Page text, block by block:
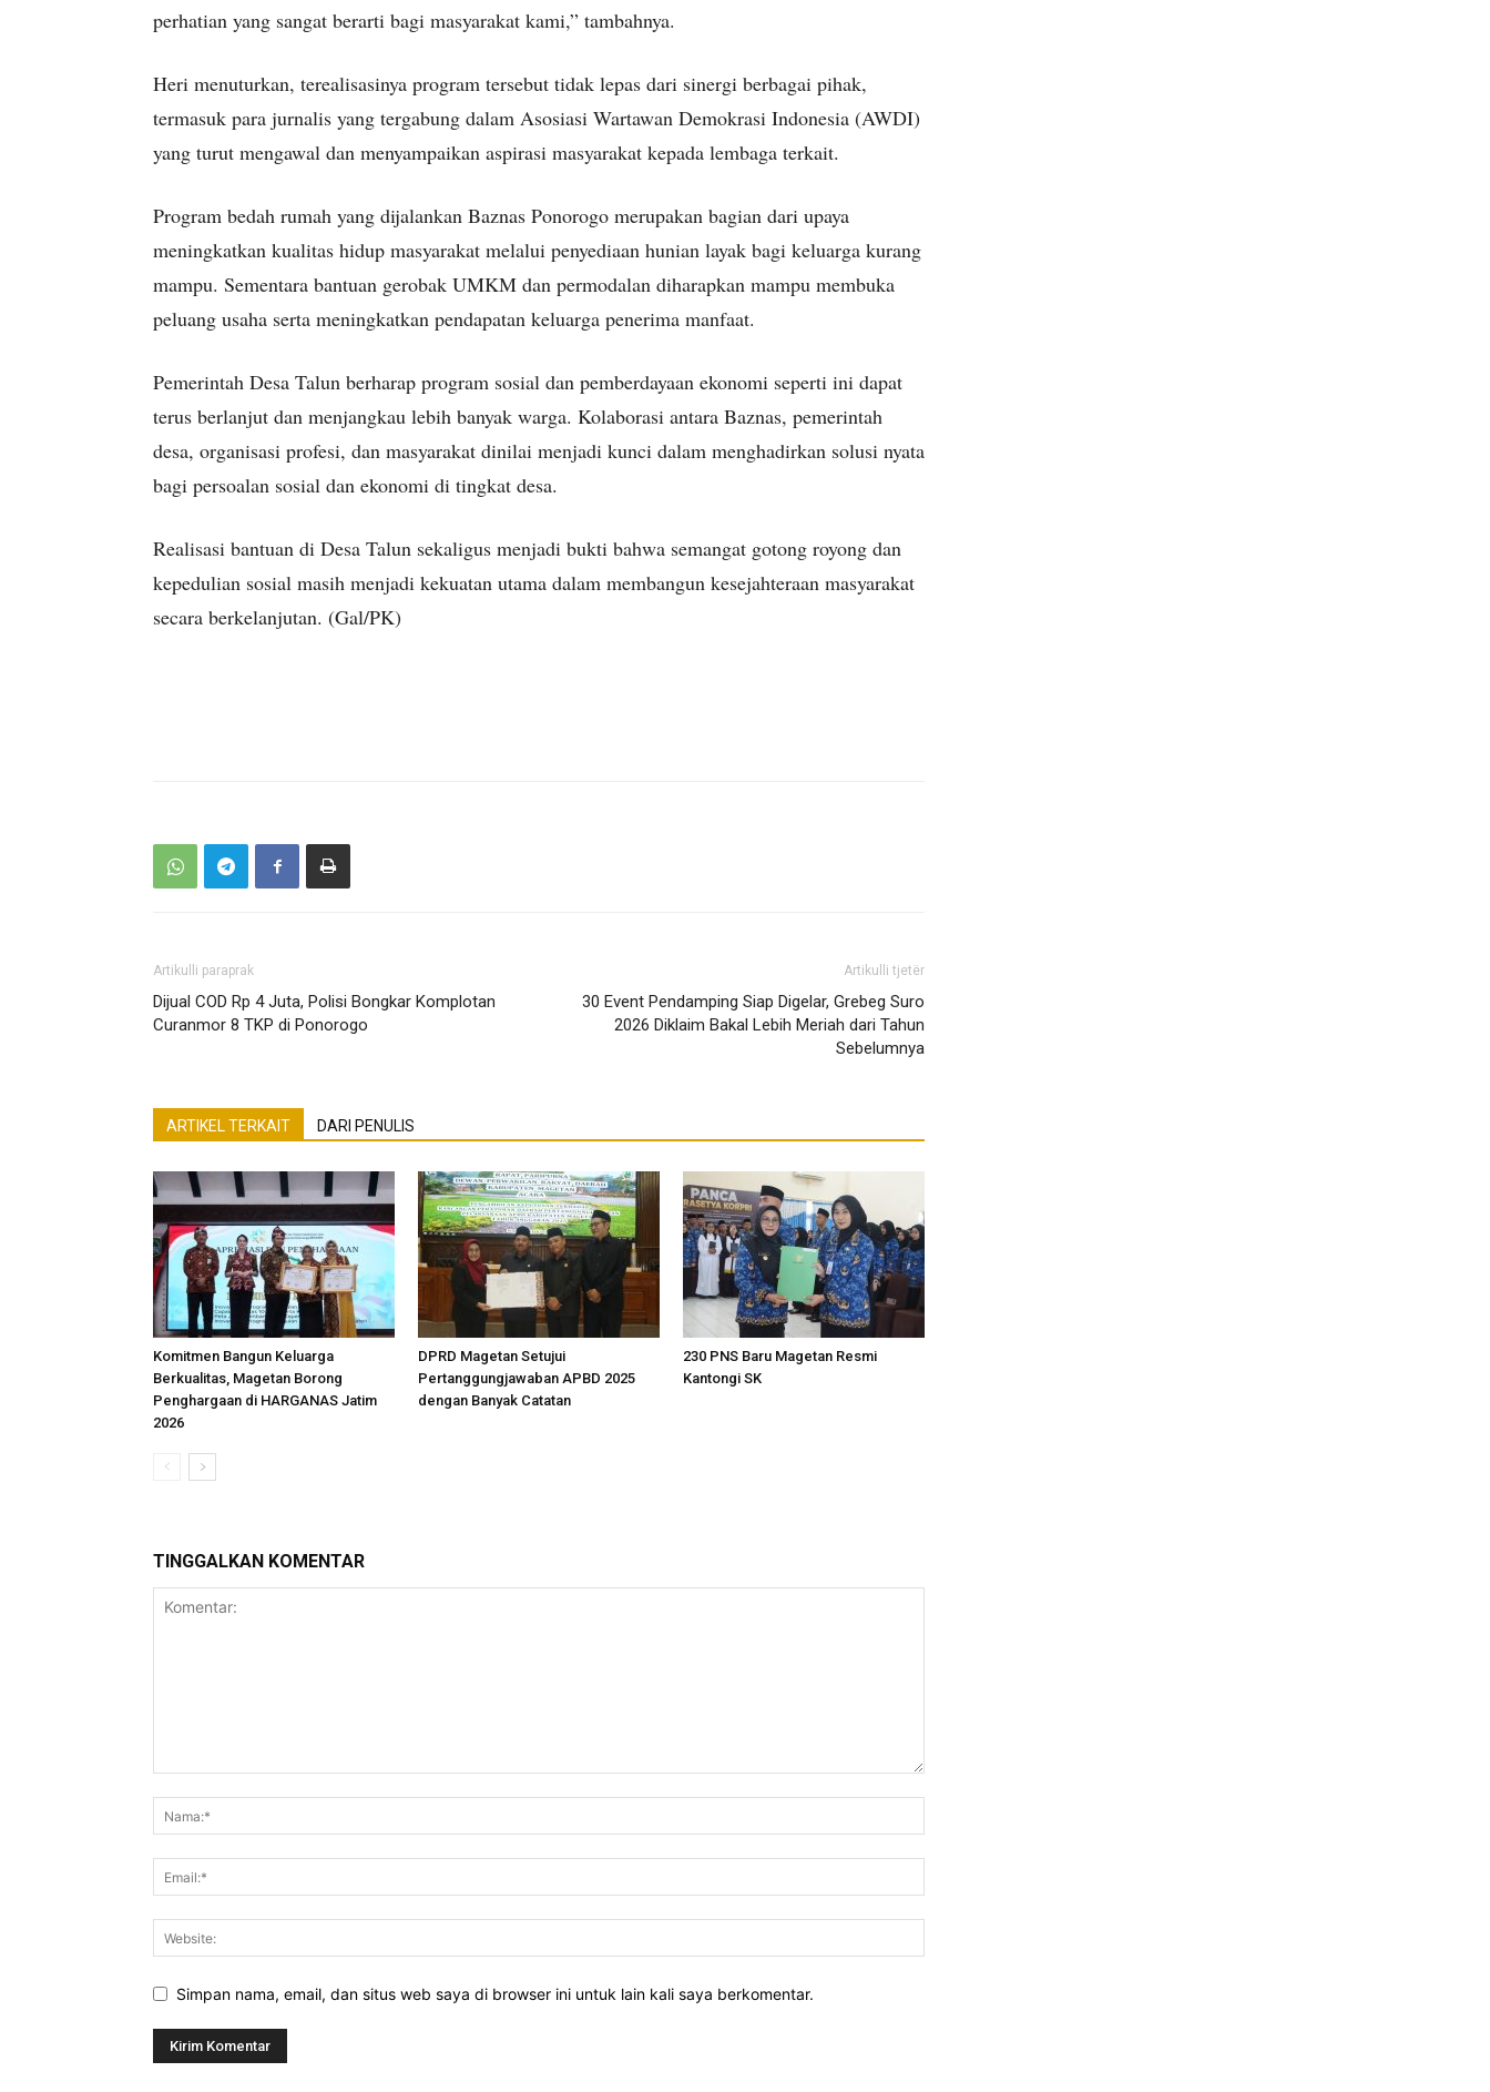
perhatian yang sangat berarti bagi masyarakat kami,” tambahnya.
Heri menuturkan, terealisasinya program tersebut tidak lepas dari sinergi berbagai pihak,
termasuk para jurnalis yang tergabung dalam Asosiasi Wartawan Demokrasi Indonesia (AWDI)
yang turut mengawal dan menyampaikan aspirasi masyarakat kepada lembaga terkait.
Program bedah rumah yang dijalankan Baznas Ponorogo merupakan bagian dari upaya
meningkatkan kualitas hidup masyarakat melalui penyediaan hunian layak bagi keluarga kurang
mampu. Sementara bantuan gerobak UMKM dan permodalan diharapkan mampu membuka
peluang usaha serta meningkatkan pendapatan keluarga penerima manfaat.
Pemerintah Desa Talun berharap program sosial dan pemberdayaan ekonomi seperti ini dapat
terus berlanjut dan menjangkau lebih banyak warga. Kolaborasi antara Baznas, pemerintah
desa, organisasi profesi, dan masyarakat dinilai menjadi kunci dalam menghadirkan solusi nyata
bagi persoalan sosial dan ekonomi di tingkat desa.
Realisasi bantuan di Desa Talun sekaligus menjadi bukti bahwa semangat gotong royong dan
kepedulian sosial masih menjadi kekuatan utama dalam membangun kesejahteraan masyarakat
secara berkelanjutan. (Gal/PK)
Artikulli paraprak
Dijual COD Rp 4 Juta, Polisi Bongkar Komplotan
Curanmor 8 TKP di Ponorogo
Artikulli tjetër
30 Event Pendamping Siap Digelar, Grebeg Suro
2026 Diklaim Bakal Lebih Meriah dari Tahun
Sebelumnya
ARTIKEL TERKAIT DARI PENULIS
Komitmen Bangun Keluarga
Berkualitas, Magetan Borong
Penghargaan di HARGANAS Jatim
2026
DPRD Magetan Setujui
Pertanggungjawaban APBD 2025
dengan Banyak Catatan
230 PNS Baru Magetan Resmi
Kantongi SK
TINGGALKAN KOMENTAR
Simpan nama, email, dan situs web saya di browser ini untuk lain kali saya berkomentar.